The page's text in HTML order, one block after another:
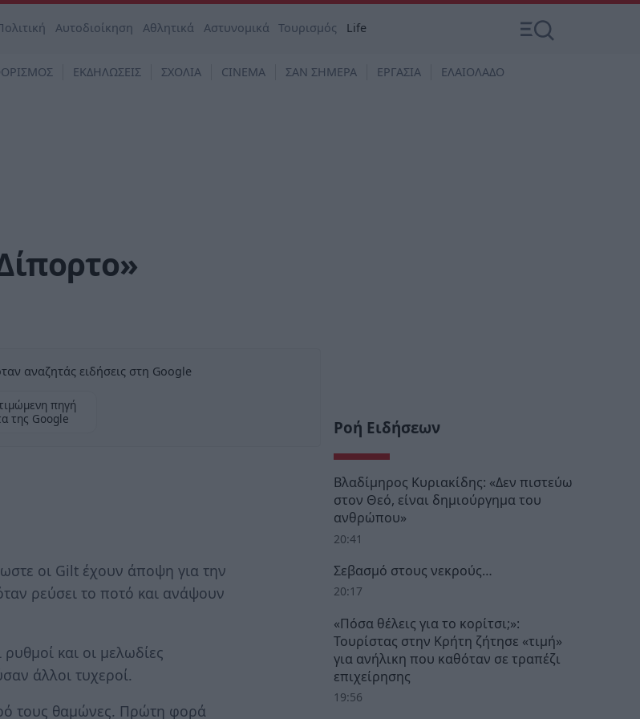
Αυτοδιοίκηση Αθλητικά Αστυνομικά Τουρισμός Life
ΕΚΔΗΛΩΣΕΙΣ ΣΧΟΛΙΑ CINEMA ΣΑΝ ΣΗΜΕΡΑ ΕΡΓΑΣΙΑ ΕΛΑΙΟΛΑΔΟ
αναζητάς ειδήσεις στη Google
πηγή
της Google
οι Gilt έχουν άποψη για την
ρεύσει το ποτό και ανάψουν
και οι μελωδίες
άλλοι τυχεροί.
τους θαμώνες. Πρώτη φορά
Ροή Ειδήσεων
Βλαδίμηρος Κυριακίδης: «Δεν πιστεύω
στον Θεό, είναι δημιούργημα του
ανθρώπου»
20:41
Σεβασμό στους νεκρούς…
20:17
«Πόσα θέλεις για το κορίτσι;»:
Τουρίστας στην Κρήτη ζήτησε «τιμή»
για ανήλικη που καθόταν σε τραπέζι
επιχείρησης
19:56